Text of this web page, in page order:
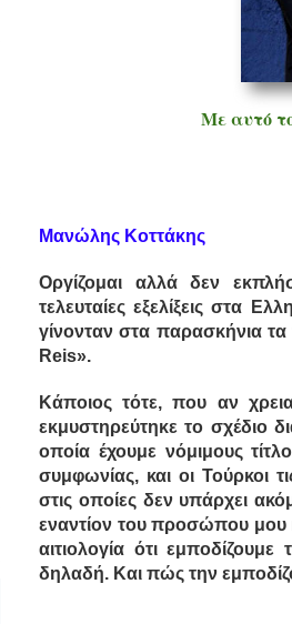
Με αυτό
Μανώλης Κοττάκης
Οργίζομαι αλλά δεν
τελευταίες εξελίξεις στα
γίνονταν στα παρασκήνια
Reis».
Κάποιος τότε, που αν
εκμυστηρεύτηκε το σχέδιο
οποία έχουμε νόμιμους
συμφωνίας, και οι Τούρκοι
στις οποίες δεν υπάρχει
εναντίον του προσώπου μου
αιτιολογία ότι
δηλαδή. Και πώς την